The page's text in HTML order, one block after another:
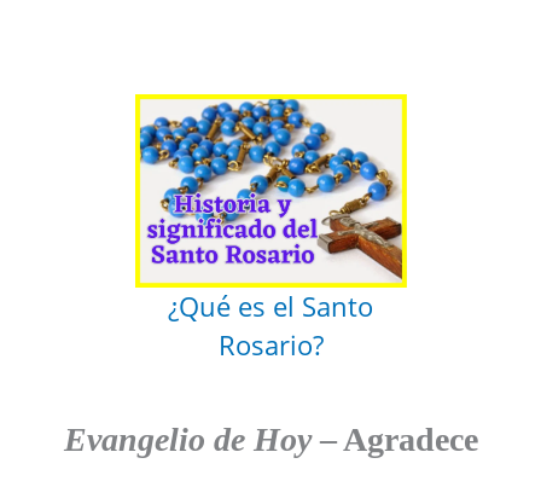
¿Qué es el Santo
Rosario?
Evangelio de Hoy– Agradece